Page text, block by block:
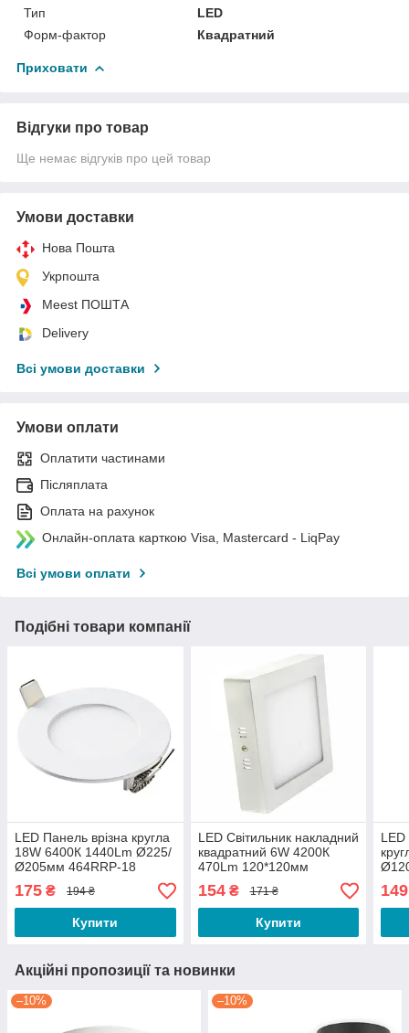
Тип
LED
Форм-фактор
Квадратний
Приховати
Відгуки про товар
Ще немає відгуків про цей товар
Умови доставки
Нова Пошта
Укрпошта
Meest ПОШТА
Delivery
Всі умови доставки
Умови оплати
Оплатити частинами
Післяплата
Оплата на рахунок
Онлайн-оплата карткою Visa, Mastercard - LiqPay
Всі умови оплати
Подібні товари компанії
LED Панель врізна кругла
18W 6400К 1440Lm Ø225/
Ø205мм 464RRP-18
Лезард
175 ₴ 194 ₴
Купити
LED Світильник накладний
квадратний 6W 4200К
470Lm 120*120мм
442SKP-06 Лезард
154₴ 171 ₴
Купити
LED
149
Акційні пропозиції та новинки
–10% –10%